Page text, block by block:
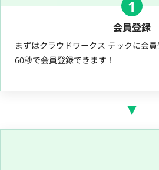
1
会員登録
まずはクラウドワークス テックに会員
60秒で会員登録できます！